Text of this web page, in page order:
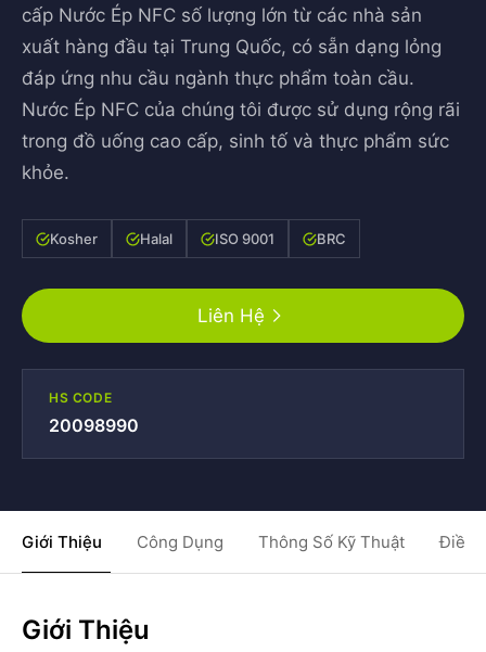
cấp Nước Ép NFC số lượng lớn từ các nhà sản
xuất hàng đầu tại Trung Quốc, có sẵn dạng lỏng
đáp ứng nhu cầu ngành thực phẩm toàn cầu.
Nước Ép NFC của chúng tôi được sử dụng rộng rãi
trong đồ uống cao cấp, sinh tố và thực phẩm sức
khỏe.
Kosher Halal ISO 9001 BRC
Liên Hệ
HS CODE
20098990
Giới Thiệu Công Dụng Thông Số Kỹ Thuật Điều
Giới Thiệu